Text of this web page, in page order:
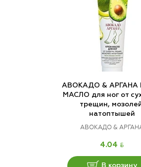
АВОКАДО & АРГАНА
МАСЛО для ног от
трещин,
натоптышей
АВОКАДО &
4.04 BYN
В корзину